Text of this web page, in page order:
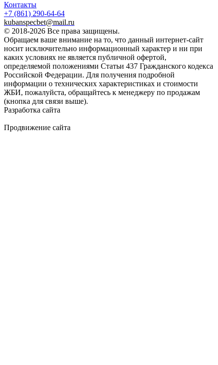
Контакты
+7 (861) 290-64-64
kubanspecbet@mail.ru
© 2018-2026 Все права защищены.
Обращаем ваше внимание на то, что данный интернет-сайт
носит исключительно информационный характер и ни при
каких условиях не является публичной офертой,
определяемой положениями Статьи 437 Гражданского кодекса
Российской Федерации. Для получения подробной
информации о технических характеристиках и стоимости
ЖБИ, пожалуйста, обращайтесь к менеджеру по продажам
(кнопка для связи выше).
Разработка сайта
Продвижение сайта